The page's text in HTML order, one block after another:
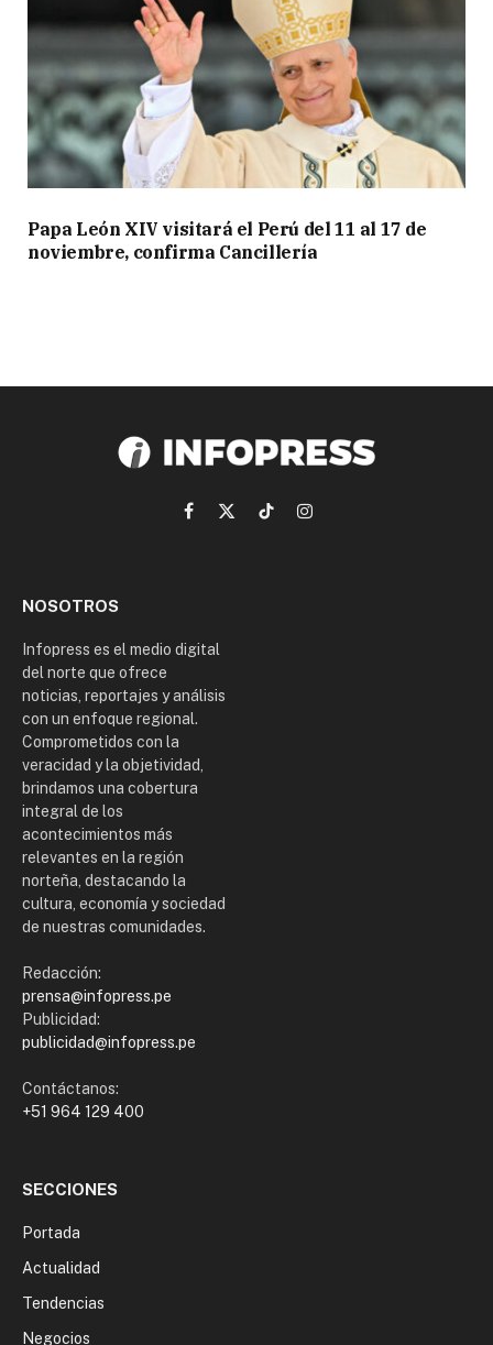
Papa León XIV visitará el Perú del 11 al 17 de
noviembre, confirma Cancillería
Facebook
X
TikTokInstagram
NOSOTROS
Infopress es el medio digital
del norte que ofrece
noticias, reportajes y análisis
con un enfoque regional.
Comprometidos con la
veracidad y la objetividad,
brindamos una cobertura
integral de los
acontecimientos más
relevantes en la región
norteña, destacando la
cultura, economía y sociedad
de nuestras comunidades.
Redacción:
prensa@infopress.pe
Publicidad:
publicidad@infopress.pe
Contáctanos:
+51 964 129 400
SECCIONES
Portada
Actualidad
Tendencias
Negocios